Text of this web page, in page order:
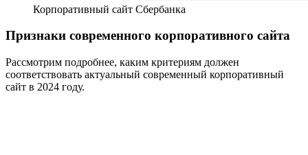
Корпоративный сайт Сбербанка
Признаки современного корпоративного сайта
Рассмотрим подробнее, каким критериям должен
соответствовать актуальный современный корпоративный
сайт в 2024 году.